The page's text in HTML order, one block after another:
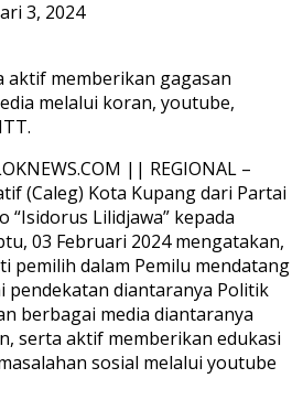
3, 2024
aktif memberikan gagasan
melalui koran, youtube,
|| REGIONAL –
(Caleg) Kota Kupang dari Partai
“Isidorus Lilidjawa” kepada
03 Februari 2024 mengatakan,
pemilih dalam Pemilu mendatang
pendekatan diantaranya Politik
berbagai media diantaranya
serta aktif memberikan edukasi
sosial melalui youtube